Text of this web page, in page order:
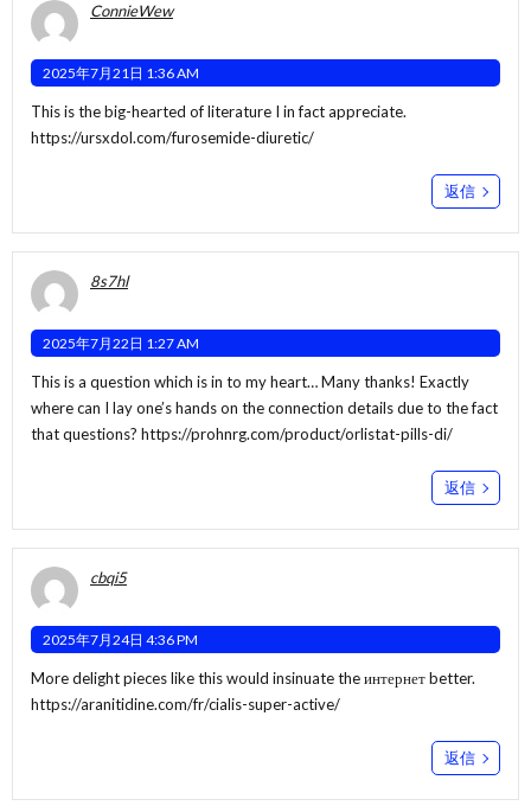
ConnieWew
2025年7月21日 1:36 AM
This is the big-hearted of literature I in fact appreciate.
https://ursxdol.com/furosemide-diuretic/
返信
8s7hl
2025年7月22日 1:27 AM
This is a question which is in to my heart… Many thanks! Exactly
where can I lay one’s hands on the connection details due to the fact
that questions? https://prohnrg.com/product/orlistat-pills-di/
返信
cbqi5
2025年7月24日 4:36 PM
More delight pieces like this would insinuate the интернет better.
https://aranitidine.com/fr/cialis-super-active/
返信